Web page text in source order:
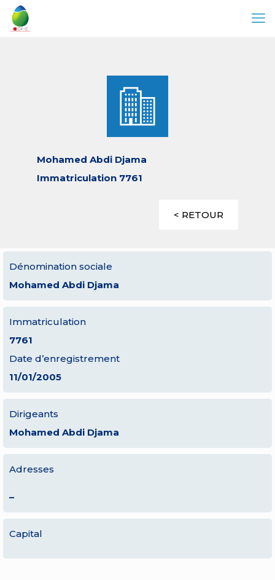
Mohamed Abdi Djama
Immatriculation 7761
< RETOUR
Dénomination sociale
Mohamed Abdi Djama
Immatriculation
7761
Date d’enregistrement
11/01/2005
Dirigeants
Mohamed Abdi Djama
Adresses
–
Capital